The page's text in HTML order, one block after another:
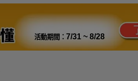
活動期間： 7/31 ~ 8/28